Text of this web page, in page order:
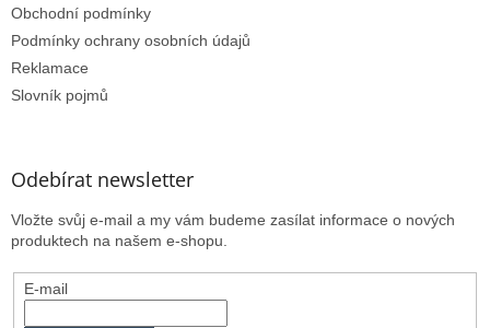
Obchodní podmínky
Podmínky ochrany osobních údajů
Reklamace
Slovník pojmů
Odebírat newsletter
Vložte svůj e-mail a my vám budeme zasílat informace o nových
produktech na našem e-shopu.
E-mail